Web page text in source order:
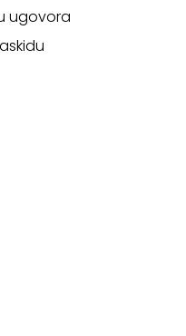
ugovora